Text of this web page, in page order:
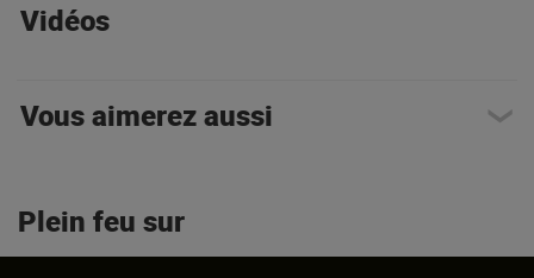
Vidéos
Vous aimerez aussi
Plein feu sur